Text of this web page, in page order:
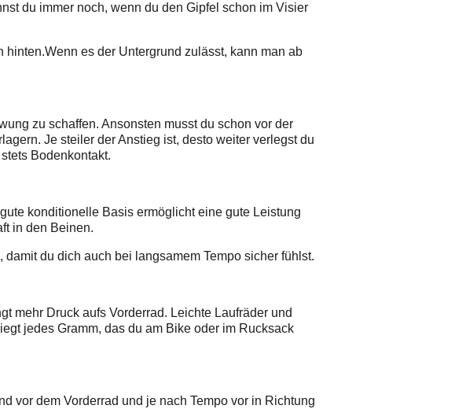
du immer noch, wenn du den Gipfel schon im Visier
es der Untergrund zulässt, kann man ab
zu schaffen. Ansonsten musst du schon vor der
Je steiler der Anstieg ist, desto weiter verlegst du
Bodenkontakt.
konditionelle Basis ermöglicht eine gute Leistung
in den Beinen.
du dich auch bei langsamem Tempo sicher fühlst.
mehr Druck aufs Vorderrad. Leichte Laufräder und
jedes Gramm, das du am Bike oder im Rucksack
vor dem Vorderrad und je nach Tempo vor in Richtung